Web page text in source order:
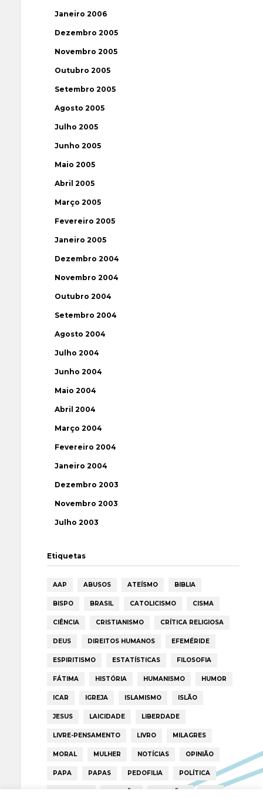
Janeiro 2006
Dezembro 2005
Novembro 2005
Outubro 2005
Setembro 2005
Agosto 2005
Julho 2005
Junho 2005
Maio 2005
Abril 2005
Março 2005
Fevereiro 2005
Janeiro 2005
Dezembro 2004
Novembro 2004
Outubro 2004
Setembro 2004
Agosto 2004
Julho 2004
Junho 2004
Maio 2004
Abril 2004
Março 2004
Fevereiro 2004
Janeiro 2004
Dezembro 2003
Novembro 2003
Julho 2003
Etiquetas
AAP ABUSOS ATEÍSMO BIBLIA
BISPO BRASIL CATOLICISMO CISMA
CIÊNCIA CRISTIANISMO CRÍTICA RELIGIOSA
DEUS DIREITOS HUMANOS EFEMÉRIDE
ESPIRITISMO ESTATÍSTICAS FILOSOFIA
FÁTIMA HISTÓRIA HUMANISMO HUMOR
ICAR IGREJA ISLAMISMO ISLÃO
JESUS LAICIDADE LIBERDADE
LIVRE-PENSAMENTO LIVRO MILAGRES
MORAL MULHER NOTÍCIAS OPINIÃO
PAPA PAPAS PEDOFILIA POLÍTICA
PORTUGAL RELIGIÃO RELIGIÕES RTP